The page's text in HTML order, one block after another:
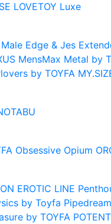
LOVETOY Luxe
Male Edge & Jes
MensMax Metal by
by TOYFA
Obsessive Opium
EROTIC LINE
by Toyfa Pipedream
by TOYFA